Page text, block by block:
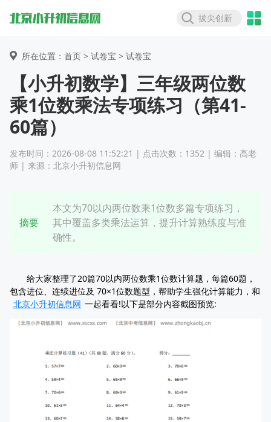
拔尖创新
所在位置：首页 > 试卷宝 > 试卷宝
【小升初数学】三年级两位数
乘1位数乘法专项练习（第41-
60篇）
发布时间：2026-08-08 11:52:21 | 点击次数：1352 | 编辑：高老
师 | 来源：北京小升初信息网
摘要
本文为70以内两位数乘1位数多篇专项练习，
其中覆盖多类乘法运算，提升计算熟练度与准
确性。
给大家整理了20篇70以内两位数乘1位数计算题，每篇60题，
包含进位、连续进位及 70×1位数题型，帮助学生强化计算能力，和
北京小升初信息网 一起看看!以下是部分内容截图预览: